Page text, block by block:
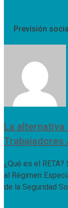
Previsión social
La alternativa
Trabajadores
¿Qué es el
al Régimen
de la Seguridad